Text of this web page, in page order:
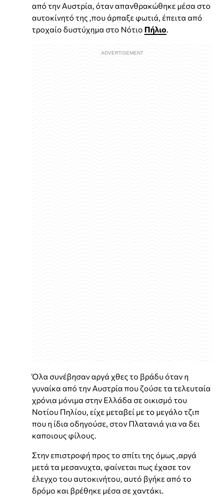
από την Αυστρία, όταν απανθρακώθηκε μέσα στο
αυτοκίνητό της ,που άρπαξε φωτιά, έπειτα από
τροχαίο δυστύχημα στο Νότιο Πήλιο
Όλα συνέβησαν αργά χθες το βράδυ όταν η
γυναίκα από την Αυστρία που ζούσε τα τελευταία
χρόνια μόνιμα στην Ελλάδα σε οικισμό του
Νοτίου Πηλίου, είχε μεταβεί με το μεγάλο τζιπ
που η ίδια οδηγούσε, στον Πλατανιά για να δει
καποιους φίλους.
Στην επιστροφή προς το σπίτι της όμως ,αργά
μετά τα μεσανυχτα, φαίνεται πως έχασε τον
έλεγχο του αυτοκινήτου, αυτό βγήκε από το
δρόμο και βρέθηκε μέσα σε χαντάκι.